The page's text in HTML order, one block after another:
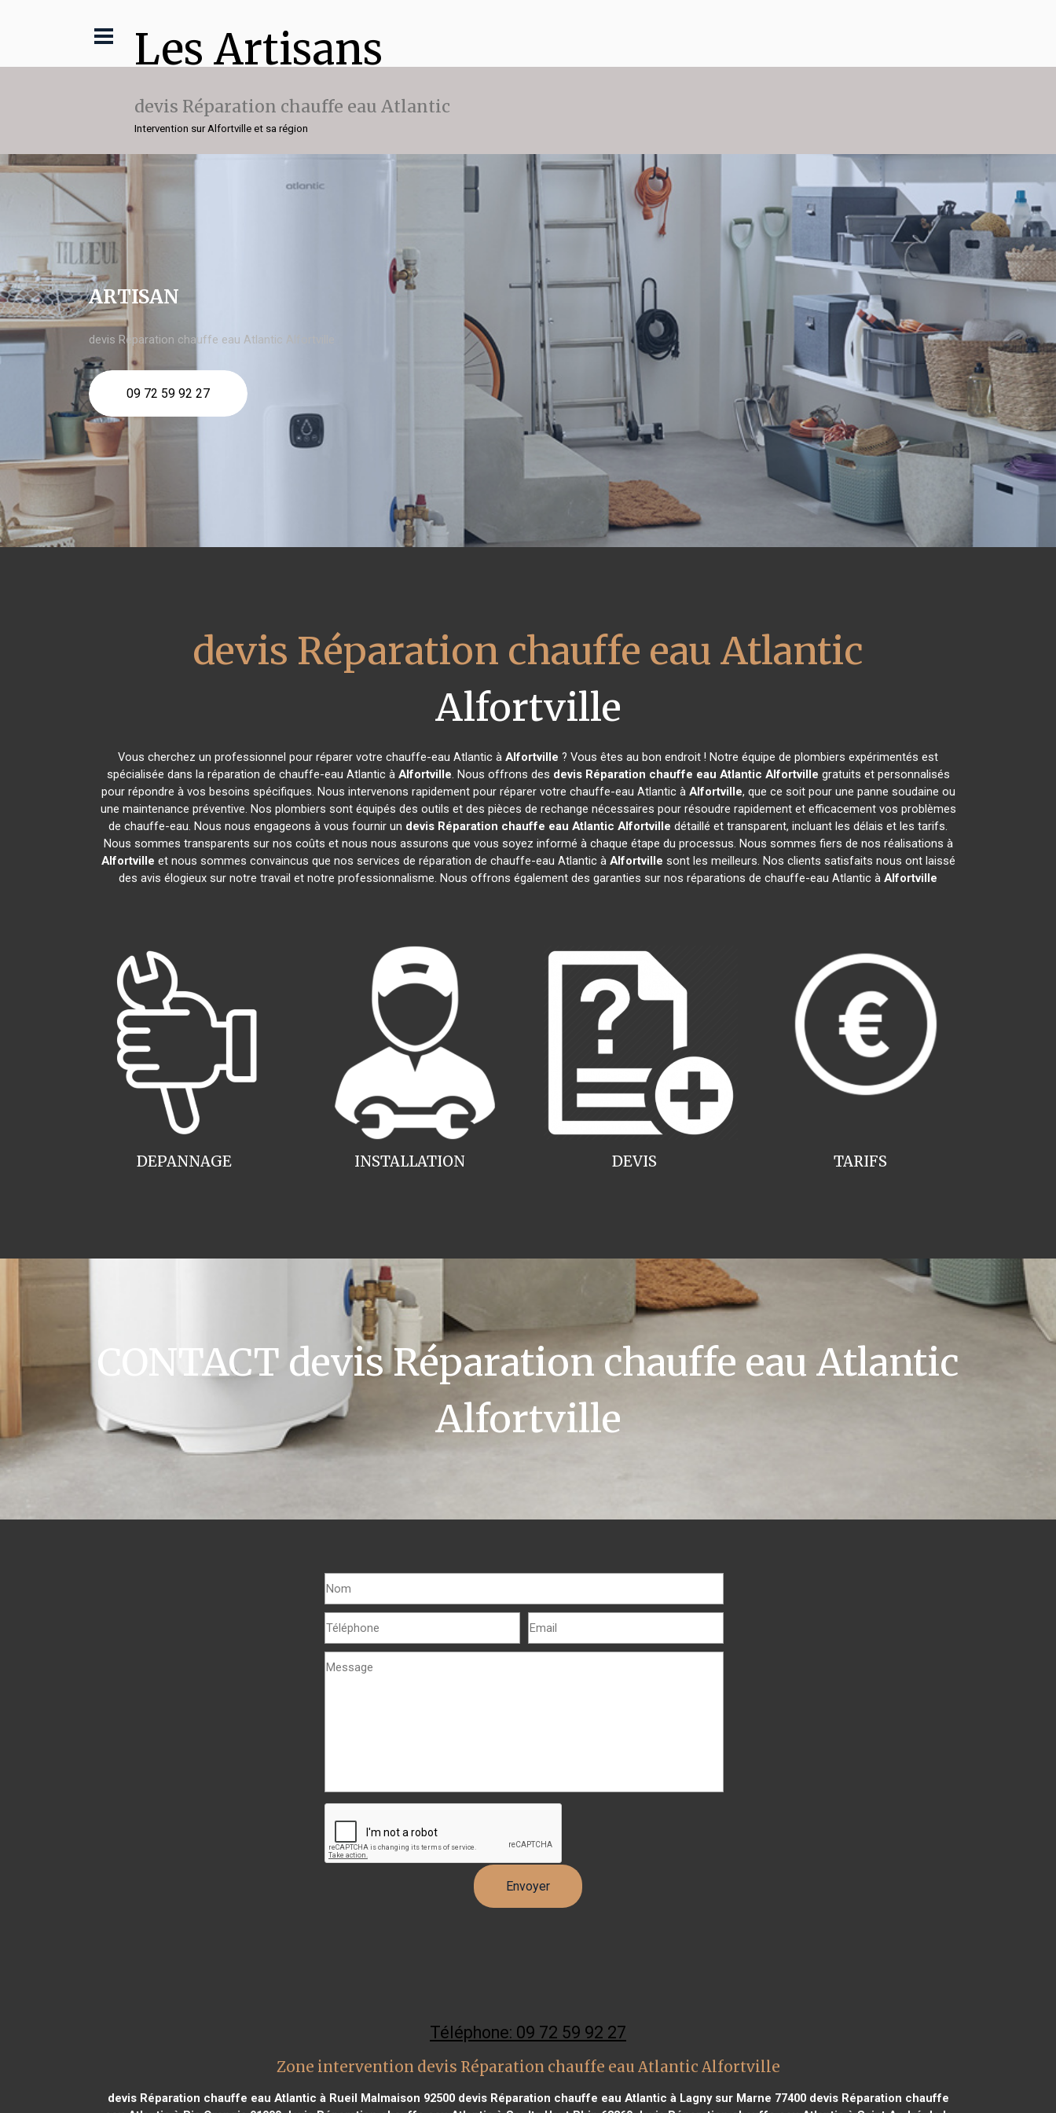
Les Artisans
devis Réparation chauffe eau Atlantic
Intervention sur Alfortville et sa région
ARTISAN
devis Réparation chauffe eau Atlantic Alfortville
09 72 59 92 27
devis Réparation chauffe eau Atlantic
Alfortville
Vous cherchez un professionnel pour réparer votre chauffe-eau Atlantic à Alfortville ? Vous êtes au bon endroit ! Notre équipe de plombiers expérimentés est
spécialisée dans la réparation de chauffe-eau Atlantic à Alfortville. Nous offrons des devis Réparation chauffe eau Atlantic Alfortville gratuits et personnalisés
pour répondre à vos besoins spécifiques. Nous intervenons rapidement pour réparer votre chauffe-eau Atlantic à Alfortville, que ce soit pour une panne soudaine ou
une maintenance préventive. Nos plombiers sont équipés des outils et des pièces de rechange nécessaires pour résoudre rapidement et efficacement vos problèmes
de chauffe-eau. Nous nous engageons à vous fournir un devis Réparation chauffe eau Atlantic Alfortville détaillé et transparent, incluant les délais et les tarifs.
Nous sommes transparents sur nos coûts et nous nous assurons que vous soyez informé à chaque étape du processus. Nous sommes fiers de nos réalisations à
Alfortville et nous sommes convaincus que nos services de réparation de chauffe-eau Atlantic à Alfortville sont les meilleurs. Nos clients satisfaits nous ont laissé
des avis élogieux sur notre travail et notre professionnalisme. Nous offrons également des garanties sur nos réparations de chauffe-eau Atlantic à Alfortville
INSTALLATION
DEPANNAGE TARIFS
DEVIS
CONTACT devis Réparation chauffe eau Atlantic
Alfortville
Téléphone: 09 72 59 92 27
Zone intervention devis Réparation chauffe eau Atlantic Alfortville
devis Réparation chauffe eau Atlantic à Rueil Malmaison 92500devis Réparation chauffe eau Atlantic à Lagny sur Marne 77400devis Réparation chauffe